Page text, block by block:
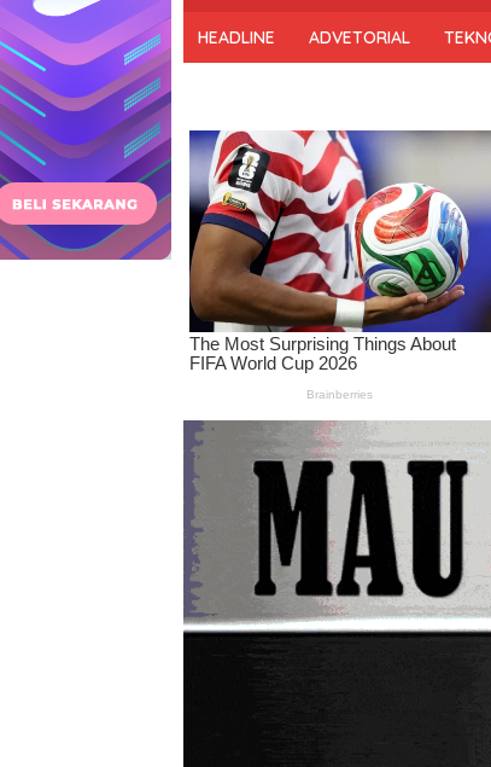
Bermartabat
HEADLINE ADVETORIAL